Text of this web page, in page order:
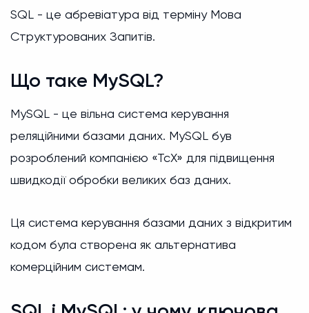
SQL - це абревіатура від терміну Мова
Структурованих Запитів.
Що таке MySQL?
MySQL - це вільна система керування
реляційними базами даних. MySQL був
розроблений компанією «ТсХ» для підвищення
швидкодії обробки великих баз даних.
Ця система керування базами даних з відкритим
кодом була створена як альтернатива
комерційним системам.